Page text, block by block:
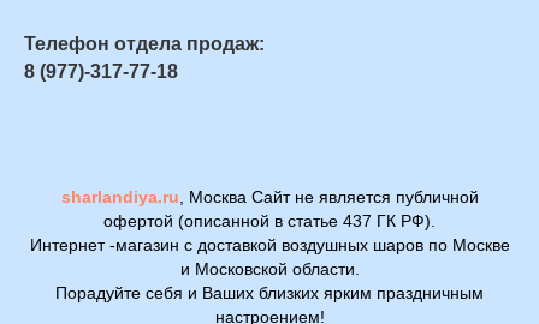
Телефон отдела продаж:
8 (977)-317-77-18
sharlandiya.ru , Москва Сайт не является публичной
офертой (описанной в статье 437 ГК РФ).
Интернет -магазин с доставкой воздушных шаров по Москве
и Московской области.
Порадуйте себя и Ваших близких ярким праздничным
настроением!